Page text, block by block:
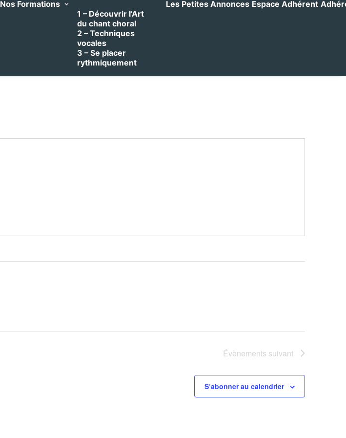
Nos Formations
1 – Découvrir l’Art
du chant choral
2 – Techniques
vocales
3 – Se placer
rythmiquement
Les Petites Annonces Espace Adhérent
Évènements suivant
S’abonner au calendrier